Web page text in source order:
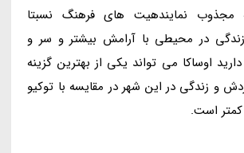
مجذوب نمایندهیت های فرهنگ نسبتا
در محیطی با آرامش بیشتر و سر و
اوساکا می تواند یکی از بهترین گزینه
و زندگی در این شهر در مقایسه با توکیو
کمتر است.